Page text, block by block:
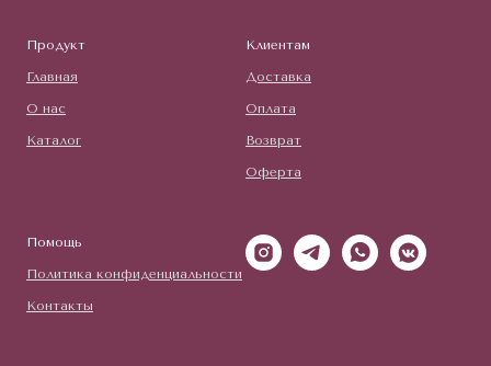
Продукт
Главная
О нас
Каталог
Клиентам
Доставка
Оплата
Возврат
Оферта
Помощь
Политика конфиденциальности
Контакты